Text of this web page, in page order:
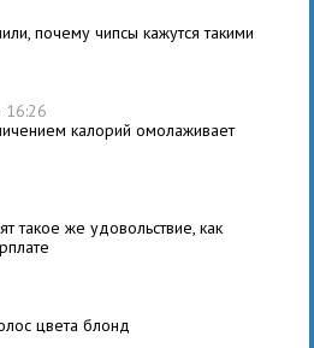
почему чипсы кажутся такими
16:26
калорий омолаживает
такое же удовольствие, как
цвета блонд